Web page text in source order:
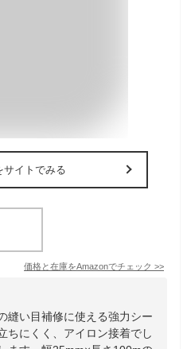
サイトでみる
価格と在庫をAmazonでチェック >>
縫い目補修に使える強力シー
ちにくく、アイロン接着でし